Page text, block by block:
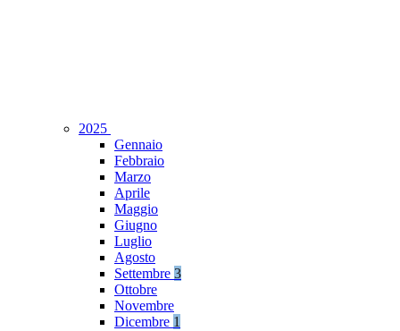
2025
Gennaio
Febbraio
Marzo
Aprile
Maggio
Giugno
Luglio
Agosto
Settembre 3
Ottobre
Novembre
Dicembre 1